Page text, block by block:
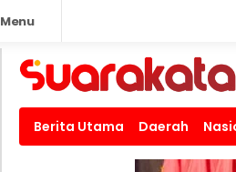
Menu
Berita Utama Daerah